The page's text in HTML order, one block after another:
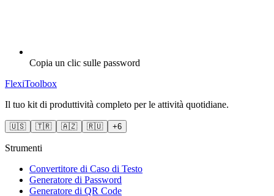
Copia un clic sulle password
FlexiToolbox
Il tuo kit di produttività completo per le attività quotidiane.
🇺🇸 🇹🇷 🇦🇿 🇷🇺 +6
Strumenti
Convertitore di Caso di Testo
Generatore di Password
Generatore di QR Code